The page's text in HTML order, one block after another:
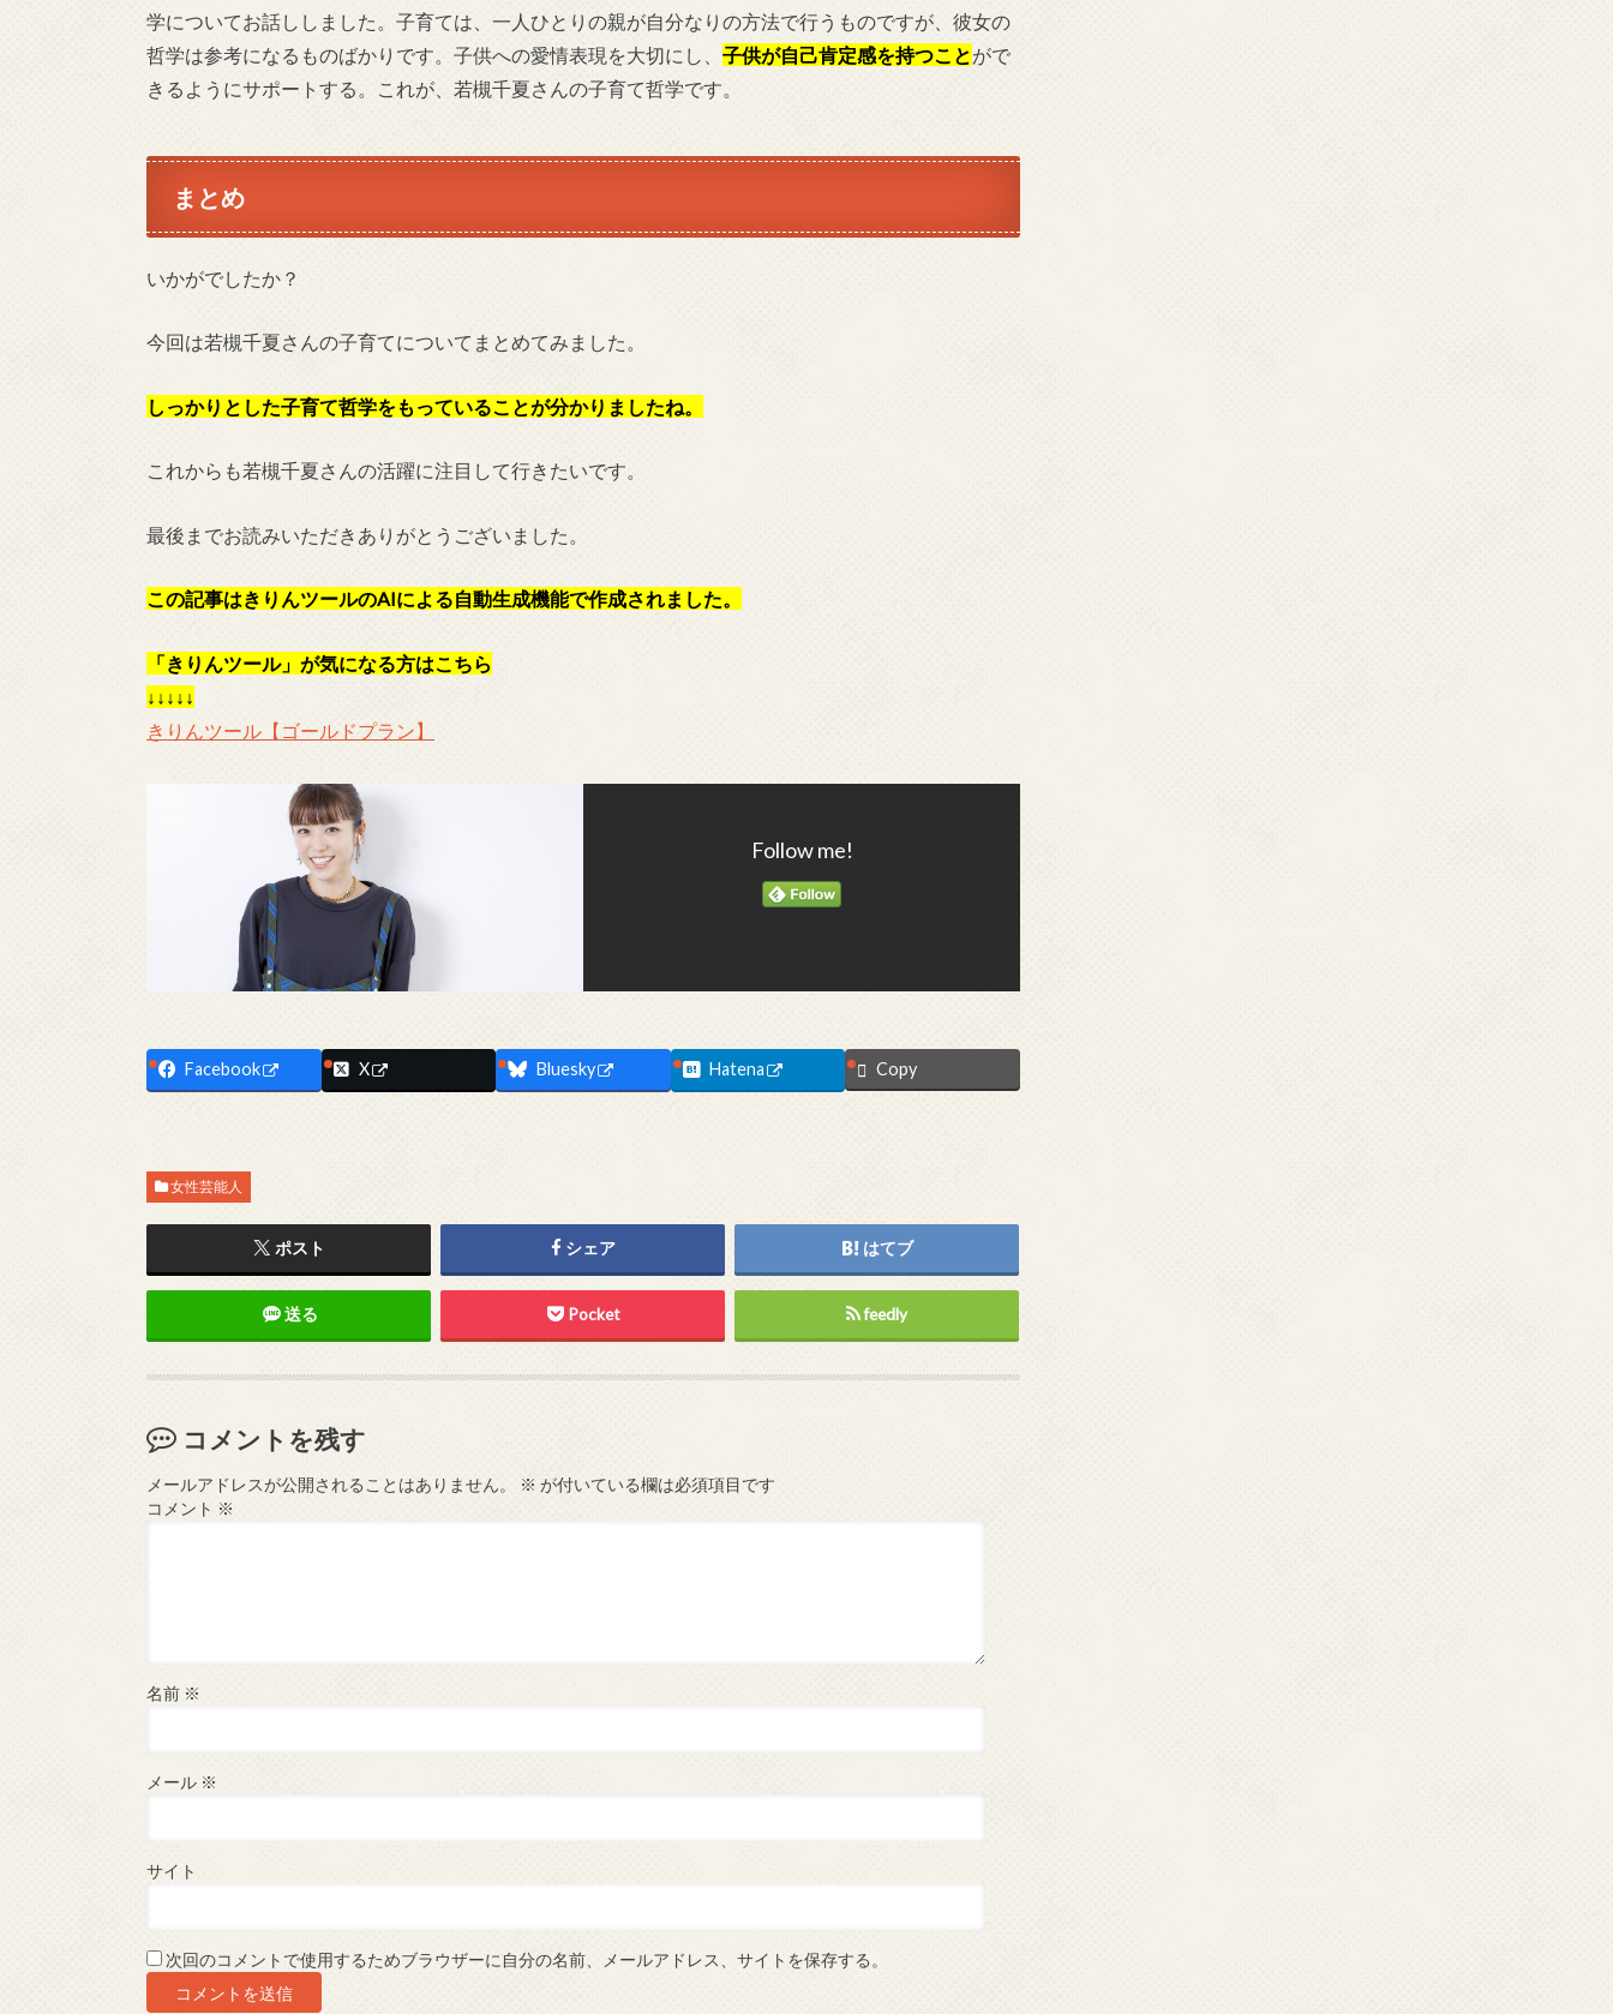
学についてお話ししました。子育ては、一人ひとりの親が自分なりの方法で行うものですが、彼女の
哲学は参考になるものばかりです。子供への愛情表現を大切にし、 子供が自己肯定感を持つことがで
きるようにサポートする。これが、若槻千夏さんの子育て哲学です。
まとめ
いかがでしたか？
今回は若槻千夏さんの子育てについてまとめてみました。
しっかりとした子育て哲学をもっていることが分かりましたね。
これからも若槻千夏さんの活躍に注目して行きたいです。
最後までお読みいただきありがとうございました。
この記事はきりんツールのAIによる自動生成機能で作成されました。
「きりんツール」が気になる方はこちら
↓↓↓↓↓
きりんツール【ゴールドプラン】
Follow me!
Facebook X Bluesky Hatena Copy
女性芸能人
ポスト シェア はてブ
送る Pocket feedly
コメントを残す
メールアドレスが公開されることはありません。 ※ が付いている欄は必須項目です
コメント ※
名前 ※
メール ※
サイト
次回のコメントで使用するためブラウザーに自分の名前、メールアドレス、サイトを保存する。